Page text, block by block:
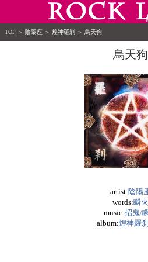
TOP ＞ 陰陽座 ＞ 煌神羅刹 ＞ 烏天狗
烏天狗
artist:陰陽
words:瞬火
music:招鬼/
album:煌神羅刹